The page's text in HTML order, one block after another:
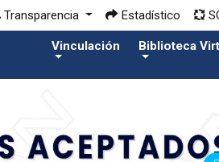
Transparencia Estadístico
Vinculación Biblioteca